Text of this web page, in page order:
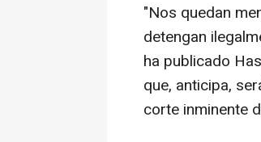
"Nos quedan
detengan
ha publicado
que, anticipa,
corte inminente